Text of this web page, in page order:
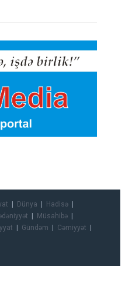
Dünya
Hadisə
Müsahibə
Gündəm
Cəmiyyət